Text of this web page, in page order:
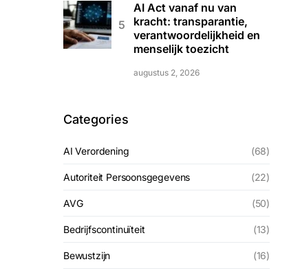
AI Act vanaf nu van
kracht: transparantie,
verantwoordelijkheid en
menselijk toezicht
augustus 2, 2026
Categories
AI Verordening (68)
Autoriteit Persoonsgegevens (22)
AVG (50)
Bedrijfscontinuïteit (13)
Bewustzijn (16)